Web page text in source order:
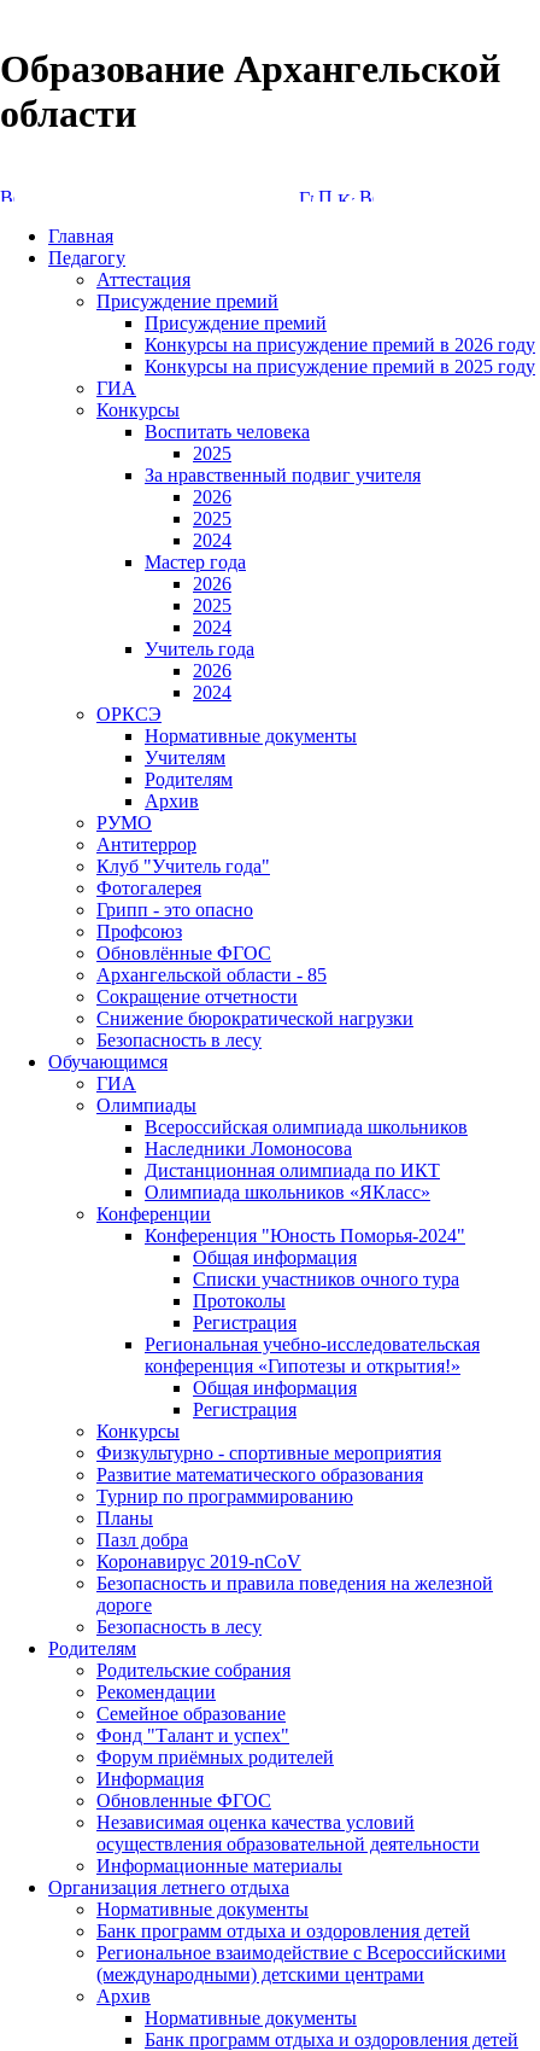
Образование Архангельской
области
Главная
Педагогу
Аттестация
Присуждение премий
Присуждение премий
Конкурсы на присуждение премий в 2026 году
Конкурсы на присуждение премий в 2025 году
ГИА
Конкурсы
Воспитать человека
2025
За нравственный подвиг учителя
2026
2025
2024
Мастер года
2026
2025
2024
Учитель года
2026
2024
ОРКСЭ
Нормативные документы
Учителям
Родителям
Архив
РУМО
Антитеррор
Клуб "Учитель года"
Фотогалерея
Грипп - это опасно
Профсоюз
Обновлённые ФГОС
Архангельской области - 85
Сокращение отчетности
Снижение бюрократической нагрузки
Безопасность в лесу
Обучающимся
ГИА
Олимпиады
Всероссийская олимпиада школьников
Наследники Ломоносова
Дистанционная олимпиада по ИКТ
Олимпиада школьников «ЯКласс»
Конференции
Конференция "Юность Поморья-2024"
Общая информация
Списки участников очного тура
Протоколы
Регистрация
Региональная учебно-исследовательская
конференция «Гипотезы и открытия!»
Общая информация
Регистрация
Конкурсы
Физкультурно - спортивные мероприятия
Развитие математического образования
Турнир по программированию
Планы
Пазл добра
Коронавирус 2019-nCoV
Безопасность и правила поведения на железной
дороге
Безопасность в лесу
Родителям
Родительские собрания
Рекомендации
Семейное образование
Фонд "Талант и успех"
Форум приёмных родителей
Информация
Обновленные ФГОС
Независимая оценка качества условий
осуществления образовательной деятельности
Информационные материалы
Организация летнего отдыха
Нормативные документы
Банк программ отдыха и оздоровления детей
Региональное взаимодействие с Всероссийскими
(международными) детскими центрами
Архив
Нормативные документы
Банк программ отдыха и оздоровления детей